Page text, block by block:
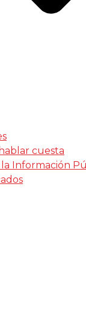
cuesta
la Información